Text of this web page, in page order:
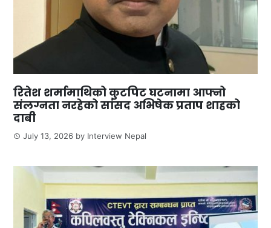
रितेश शर्मामाथिको कुटपिट घटनामा आफ्नो
संलग्नता नरहेको सांसद अभिषेक प्रताप शाहको
दाबी
July 13, 2026 by Interview Nepal